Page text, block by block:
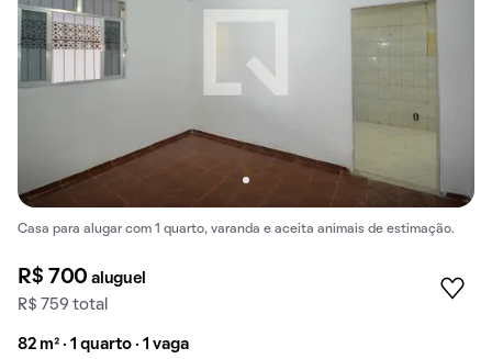
Casa para alugar com 1 quarto, varanda e aceita animais de estimação.
R$ 700aluguel
R$ 759 total
82 m² · 1 quarto · 1 vaga